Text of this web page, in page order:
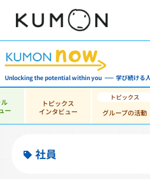
Unlocking the potential within you 学び続ける
ー
トピックス
インタビュー
グループの活動
社員